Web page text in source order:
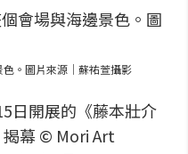
。圖片來源｜蘇祐萱攝影